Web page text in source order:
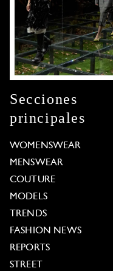
Secciones
principales
WOMENSWEAR
MENSWEAR
COUTURE
MODELS
TRENDS
FASHION NEWS
REPORTS
STREET